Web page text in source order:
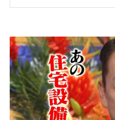
窓を開ける換気が効果的
カビ発生を加速させる要
実例紹介：窓開け換気
ケース
MIST工法®カビバスタ